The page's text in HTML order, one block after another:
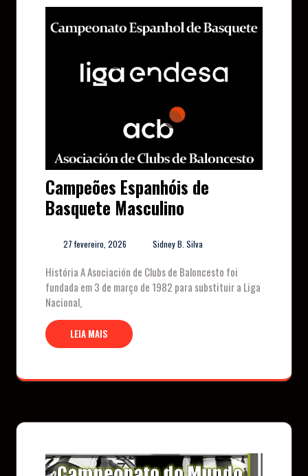
Campeões Espanhóis de
Basquete Masculino
27 fevereiro, 2026 Sidney B. Silva
História A Asociación de Clubs de Baloncesto foi
fundada em 3 de março de 1982 para substituir a Liga
Nacional,
LEIA MAIS